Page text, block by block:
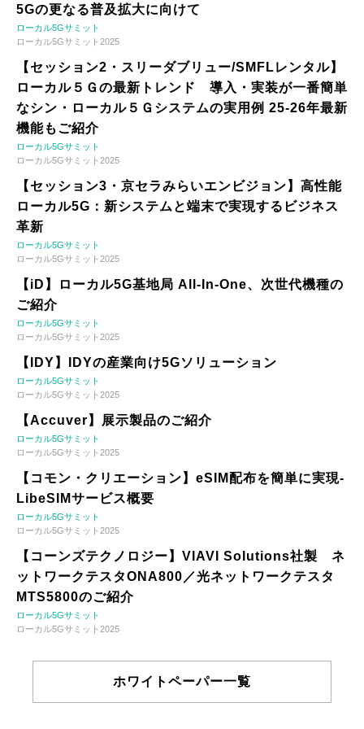
5Gの更なる普及拡大に向けて
ローカル5Gサミット
ローカル5Gサミット2025
【セッション2・スリーダブリュー/SMFLレンタル】
ローカル５Ｇの最新トレンド 導入・実装が一番簡単
なシン・ローカル５Ｇシステムの実用例 25-26年最新
機能もご紹介
ローカル5Gサミット
ローカル5Gサミット2025
【セッション3・京セラみらいエンビジョン】高性能
ローカル5G：新システムと端末で実現するビジネス
革新
ローカル5Gサミット
ローカル5Gサミット2025
【iD】ローカル5G基地局 All-In-One、次世代機種の
ご紹介
ローカル5Gサミット
ローカル5Gサミット2025
【IDY】IDYの産業向け5Gソリューション
ローカル5Gサミット
ローカル5Gサミット2025
【Accuver】展示製品のご紹介
ローカル5Gサミット
ローカル5Gサミット2025
【コモン・クリエーション】eSIM配布を簡単に実現-
LibeSIMサービス概要
ローカル5Gサミット
ローカル5Gサミット2025
【コーンズテクノロジー】VIAVI Solutions社製 ネ
ットワークテスタONA800／光ネットワークテスタ
MTS5800のご紹介
ローカル5Gサミット
ローカル5Gサミット2025
ホワイトペーパー一覧